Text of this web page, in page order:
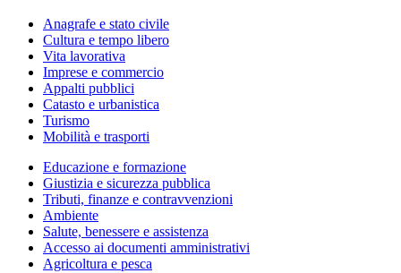
Anagrafe e stato civile
Cultura e tempo libero
Vita lavorativa
Imprese e commercio
Appalti pubblici
Catasto e urbanistica
Turismo
Mobilità e trasporti
Educazione e formazione
Giustizia e sicurezza pubblica
Tributi, finanze e contravvenzioni
Ambiente
Salute, benessere e assistenza
Accesso ai documenti amministrativi
Agricoltura e pesca